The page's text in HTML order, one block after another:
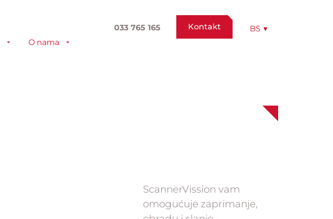
O nama
033 765 165 Kontakt BS ▾
ScannerVission vam
omogućuje zaprimanje,